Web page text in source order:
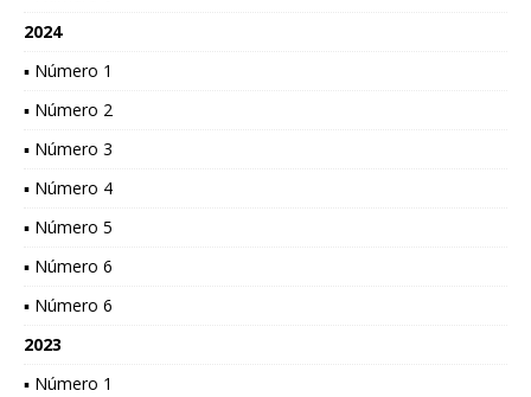
2024
▪ Número 1
▪ Número 2
▪ Número 3
▪ Número 4
▪ Número 5
▪ Número 6
▪ Número 6
2023
▪ Número 1